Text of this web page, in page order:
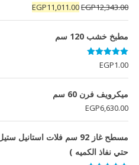
تم التقييم
5.00من 5 EGP12,343.00
السعر
الأصلي
هو:
EGP11,011.00
السعر
الحالي
مطبخ خشب 120 سم
تم التقييم
5.00
من 5
EGP1.00
ميكرويف فرن 60 سم
EGP6,630.00
مسطح غاز 92 سم فلات
حتي نفاذ الكميه )